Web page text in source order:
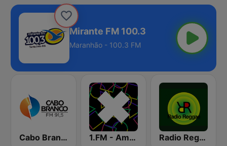
Mirante FM 100.3
Maranhão - 100.3 FM
Cabo Branco FM 1.FM - Amsterdam Trance Radio Reggae